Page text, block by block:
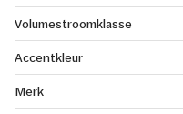
Volumestroomklasse
Accentkleur
Merk